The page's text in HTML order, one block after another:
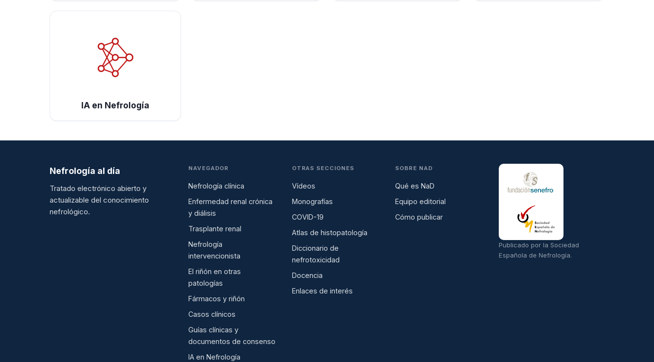
IA en Nefrología
Nefrología al día
Tratado electrónico abierto y
actualizable del conocimiento
nefrológico.
NAVEGADOR
Nefrología clínica
Enfermedad renal crónica
y diálisis
Trasplante renal
Nefrología
intervencionista
El riñón en otras
patologías
Fármacos y riñón
Casos clínicos
Guías clínicas y
documentos de consenso
IA en Nefrología
OTRAS SECCIONES
Vídeos
Monografías
COVID-19
Atlas de histopatología
Diccionario de
nefrotoxicidad
Docencia
Enlaces de interés
SOBRE NAD
Qué es NaD
Equipo editorial
Cómo publicar
Publicado por la Sociedad
Española de Nefrología.